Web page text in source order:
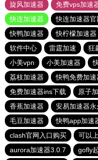
旋风加速器
免费vps加速
快连加速器
快连加速器官
快鸭加速器
快柠檬加速器
软件中心
雷霆加速 狂
小美vpn
小美加速器
荔枝加速器
快鸭免费加
免费加速器ins下载
原子
香蕉加速器
安易加速器永
毛豆加速器
快鸭app加速
clash官网入口购买
可以
aurora加速器3.0.7
gofly